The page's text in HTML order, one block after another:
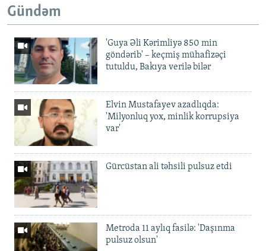
Gündəm
'Guya Əli Kərimliyə 850 min
göndərib' – keçmiş mühafizəçi
tutuldu, Bakıya verilə bilər
Elvin Mustafayev azadlıqda:
'Milyonluq yox, minlik korrupsiya
var'
Gürcüstan ali təhsili pulsuz etdi
Metroda 11 aylıq fasilə: 'Daşınma
pulsuz olsun'